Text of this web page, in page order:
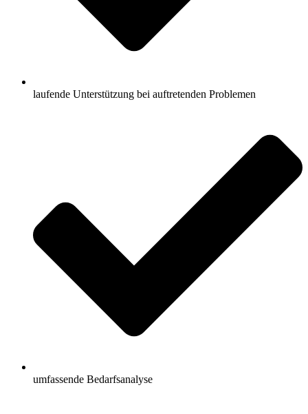
laufende Unterstützung bei auftretenden Problemen
umfassende Bedarfsanalyse